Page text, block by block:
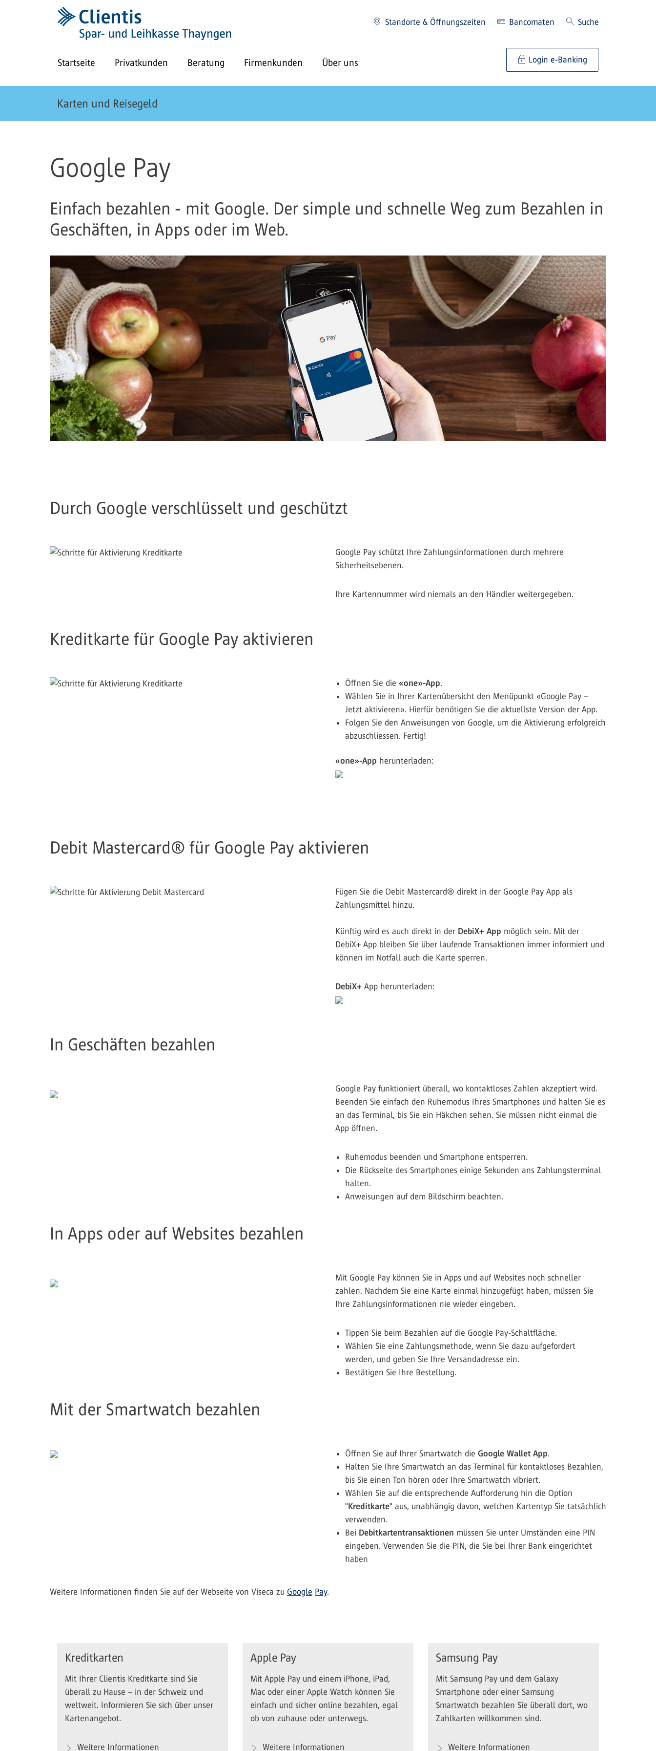
Standorte & Öffnungszeiten Bancomaten Suche
Startseite Privatkunden Beratung Firmenkunden Über uns Login e-Banking
Karten und Reisegeld
Google Pay
Einfach bezahlen - mit Google. Der simple und schnelle Weg zum Bezahlen in
Geschäften, in Apps oder im Web.
Durch Google verschlüsselt und geschützt
Google Pay schützt Ihre Zahlungsinformationen durch mehrere
Sicherheitsebenen.
Ihre Kartennummer wird niemals an den Händler weitergegeben.
Kreditkarte für Google Pay aktivieren
Öffnen Sie die «one»-App.
Wählen Sie in Ihrer Kartenübersicht den Menüpunkt «Google Pay –
Jetzt aktivieren». Hierfür benötigen Sie die aktuellste Version der App.
Folgen Sie den Anweisungen von Google, um die Aktivierung erfolgreich
abzuschliessen. Fertig!
«one»-App herunterladen:
Debit Mastercard® für Google Pay aktivieren
Fügen Sie die Debit Mastercard® direkt in der Google Pay App als
Zahlungsmittel hinzu.
Künftig wird es auch direkt in der DebiX+ App möglich sein. Mit der
DebiX+ App bleiben Sie über laufende Transaktionen immer informiert und
können im Notfall auch die Karte sperren.
DebiX+ App herunterladen:
In Geschäften bezahlen
Google Pay funktioniert überall, wo kontaktloses Zahlen akzeptiert wird.
Beenden Sie einfach den Ruhemodus Ihres Smartphones und halten Sie es
an das Terminal, bis Sie ein Häkchen sehen. Sie müssen nicht einmal die
App öffnen.
Ruhemodus beenden und Smartphone entsperren.
Die Rückseite des Smartphones einige Sekunden ans Zahlungsterminal
halten.
Anweisungen auf dem Bildschirm beachten.
In Apps oder auf Websites bezahlen
Mit Google Pay können Sie in Apps und auf Websites noch schneller
zahlen. Nachdem Sie eine Karte einmal hinzugefügt haben, müssen Sie
Ihre Zahlungsinformationen nie wieder eingeben.
Tippen Sie beim Bezahlen auf die Google Pay-Schaltfläche.
Wählen Sie eine Zahlungsmethode, wenn Sie dazu aufgefordert
werden, und geben Sie Ihre Versandadresse ein.
Bestätigen Sie Ihre Bestellung.
Mit der Smartwatch bezahlen
Öffnen Sie auf Ihrer Smartwatch die Google Wallet App.
Halten Sie Ihre Smartwatch an das Terminal für kontaktloses Bezahlen,
bis Sie einen Ton hören oder Ihre Smartwatch vibriert.
Wählen Sie auf die entsprechende Aufforderung hin die Option
"Kreditkarte" aus, unabhängig davon, welchen Kartentyp Sie tatsächlich
verwenden.
Bei Debitkartentransaktionen müssen Sie unter Umständen eine PIN
eingeben. Verwenden Sie die PIN, die Sie bei Ihrer Bank eingerichtet
haben
Weitere Informationen finden Sie auf der Webseite von Viseca zu Google Pay.
Kreditkarten
Mit Ihrer Clientis Kreditkarte sind Sie
überall zu Hause – in der Schweiz und
weltweit. Informieren Sie sich über unser
Kartenangebot.
Weitere Informationen
Apple Pay
Mit Apple Pay und einem iPhone, iPad,
Mac oder einer Apple Watch können Sie
einfach und sicher online bezahlen, egal
ob von zuhause oder unterwegs.
Weitere Informationen
Samsung Pay
Mit Samsung Pay und dem Galaxy
Smartphone oder einer Samsung
Smartwatch bezahlen Sie überall dort, wo
Zahlkarten willkommen sind.
Weitere Informationen